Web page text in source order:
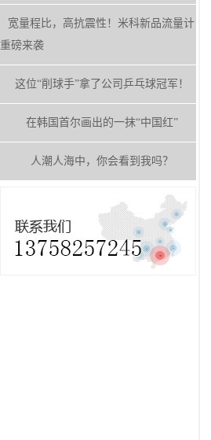
宽量程比，高抗震性！米科新品流量计
重磅来袭
这位“削球手”拿了公司乒乓球冠军！
在韩国首尔画出的一抹“中国红”
人潮人海中，你会看到我吗？